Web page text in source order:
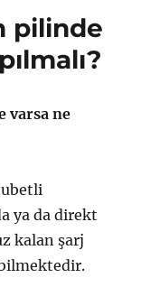
pilinde
varsa ne
ya da direkt
kalan şarj